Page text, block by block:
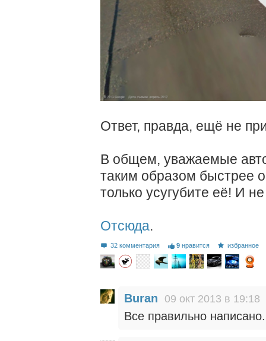
Ответ, правда, ещё не
В общем, уважаемые
таким образом быстрее
только усугубите её! И
Отсюда.
32 комментария 9 нравится избранное
Buran 09 окт 2013 в 19:18
Все правильно написано.